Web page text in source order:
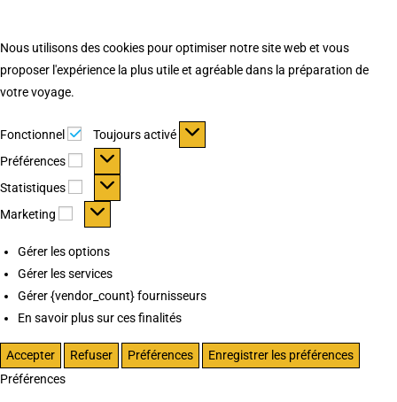
Nous utilisons des cookies pour optimiser notre site web et vous
proposer l'expérience la plus utile et agréable dans la préparation de
votre voyage.
Fonctionnel Fonctionnel
Toujours activé
Préférences
Préférences
Statistiques Statistiques
Marketing Marketing
Gérer les options
Gérer les services
Gérer {vendor_count} fournisseurs
En savoir plus sur ces finalités
Accepter Refuser Préférences
Enregistrer les préférences
Préférences